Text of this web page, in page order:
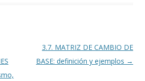
3.7. MATRIZ DE CAMBIO DE
BASE: definición y ejemplos →